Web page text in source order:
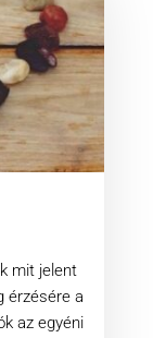
mit jelent
érzésére a
az egyéni